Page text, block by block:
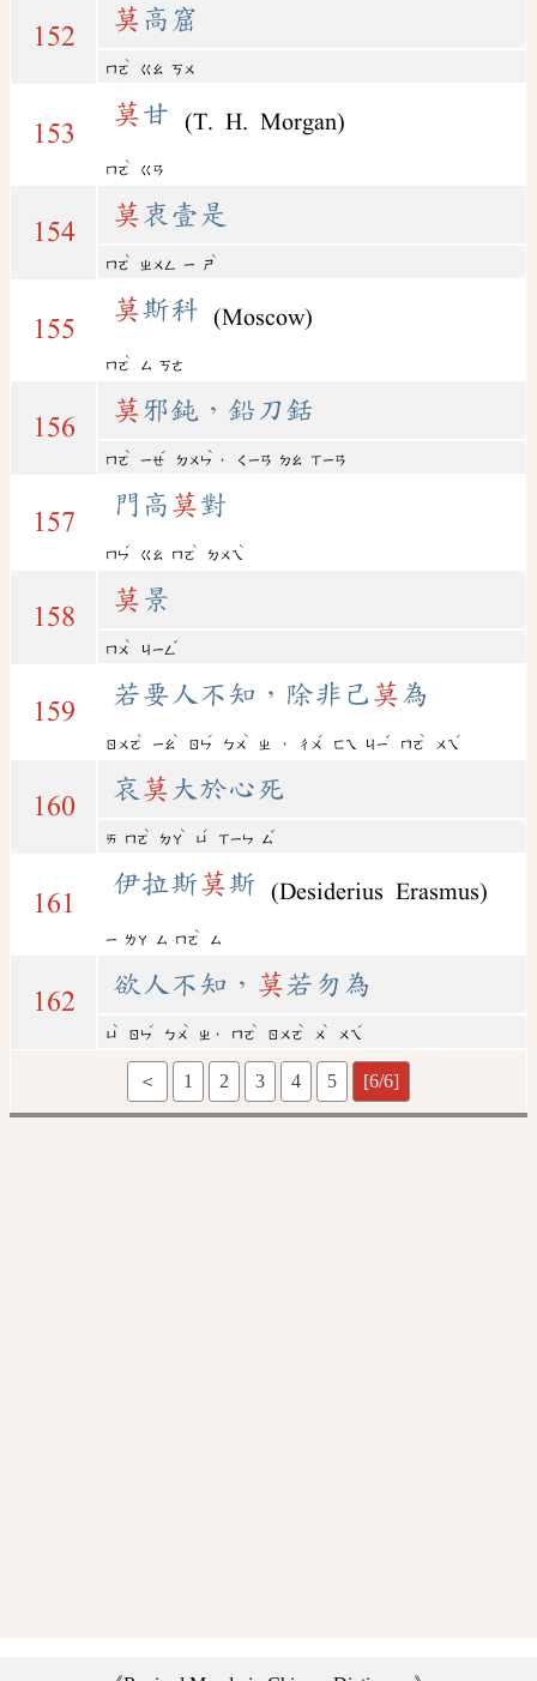
152
莫 高窟
ㄇㄛ
ˋ
ㄍㄠ ㄎㄨ
153
莫甘 (T. H. Morgan)
ㄇㄛ
ˋ
ㄍㄢ
154
莫衷壹是
ㄇㄛ
ˋ
ㄓㄨㄥ ㄧ ㄕ
ˋ
155
莫斯科 (Moscow)
ㄇㄛ
ˋ
ㄙ ㄎㄜ
156
莫邪鈍，鉛刀銛
ㄇㄛ
ˋ
ㄧㄝ
ˊ
ㄉㄨㄣ
ˋ
， ㄑㄧㄢ ㄉㄠ ㄒㄧㄢ
157
門高 莫對
ㄇㄣ
ˊ
ㄍㄠ ㄇㄛ
ˋ
ㄉㄨㄟ
ˋ
158
莫 景
ㄇㄨ
ˋ
ㄐㄧㄥ
ˇ
159
若要人不知，除非己莫為
ㄖㄨㄛ
ˋ
ㄧㄠ
ˋ
ㄖㄣ
ˊ
ㄅㄨ
ˋ
ㄓ ， ㄔㄨ
ˊ
ㄈㄟ ㄐㄧ
ˇ
ㄇㄛ
ˋ
ㄨㄟ
ˊ
160
哀 莫 大於心死
ㄞ ㄇㄛ
ˋ
ㄉㄚ
ˋ
ㄩ
ˊ
ㄒㄧㄣ ㄙ
ˇ
161
伊拉斯莫斯 (Desiderius Erasmus)
ㄧ ㄌㄚ ㄙ ㄇㄛ
ˋ
ㄙ
162
欲人不知， 莫若勿為
ㄩ
ˋ
ㄖㄣ
ˊ
ㄅㄨ
ˋ
ㄓ ， ㄇㄛ
ˋ
ㄖㄨㄛ
ˋ
ㄨ
ˋ
ㄨㄟ
ˊ
＜ 1 2 3 4 5 [6/6]